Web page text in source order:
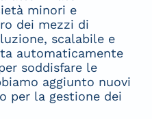
minori e
dei mezzi di
scalabile e
automaticamente
soddisfare le
aggiunto nuovi
per la gestione dei